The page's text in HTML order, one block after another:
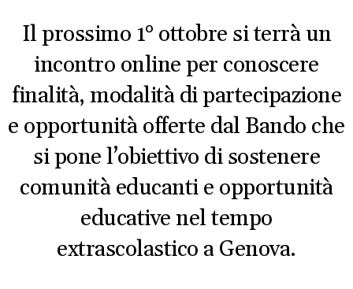
Il prossimo 1° ottobre si terrà un
incontro online per conoscere
finalità, modalità di partecipazione
e opportunità offerte dal Bando che
si pone l’obiettivo di sostenere
comunità educanti e opportunità
educative nel tempo
extrascolastico a Genova.